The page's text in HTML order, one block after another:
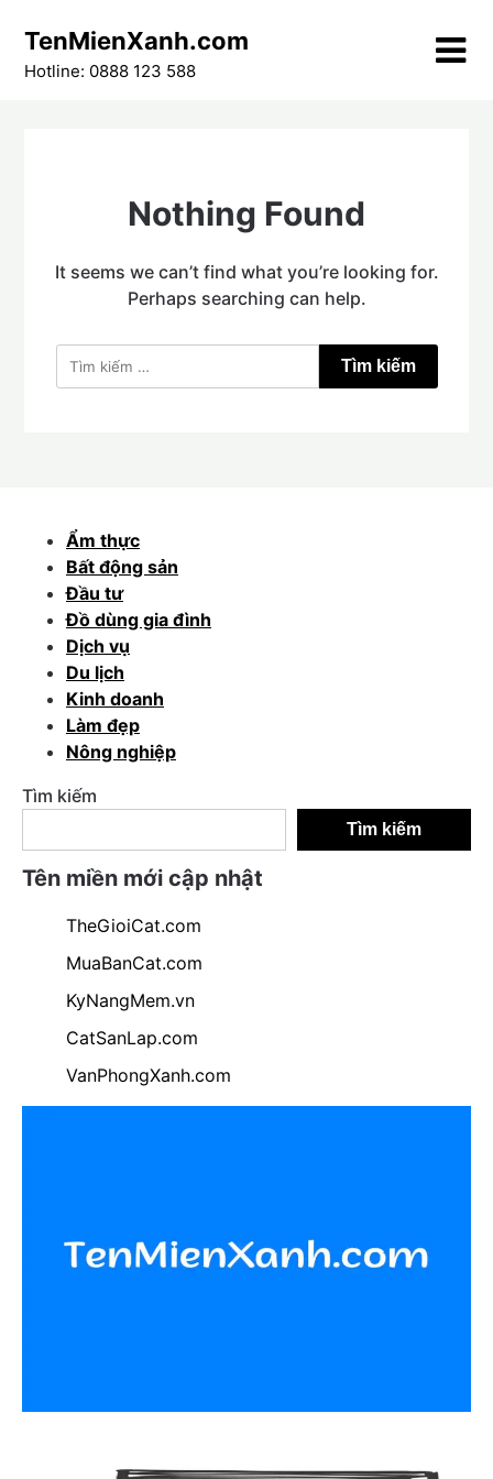
content
TenMienXanh.com
Hotline: 0888 123 588
Nothing Found
It seems we can’t find what you’re looking for.
Perhaps searching can help.
Tìm
kiếm
Ẩm thực
Bất động sản
Đầu tư
Đồ dùng gia đình
Dịch vụ
Du lịch
Kinh doanh
Làm đẹp
Nông nghiệp
Tìm kiếm
Tìm kiếm
Tên miền mới cập nhật
TheGioiCat.com
MuaBanCat.com
KyNangMem.vn
CatSanLap.com
VanPhongXanh.com